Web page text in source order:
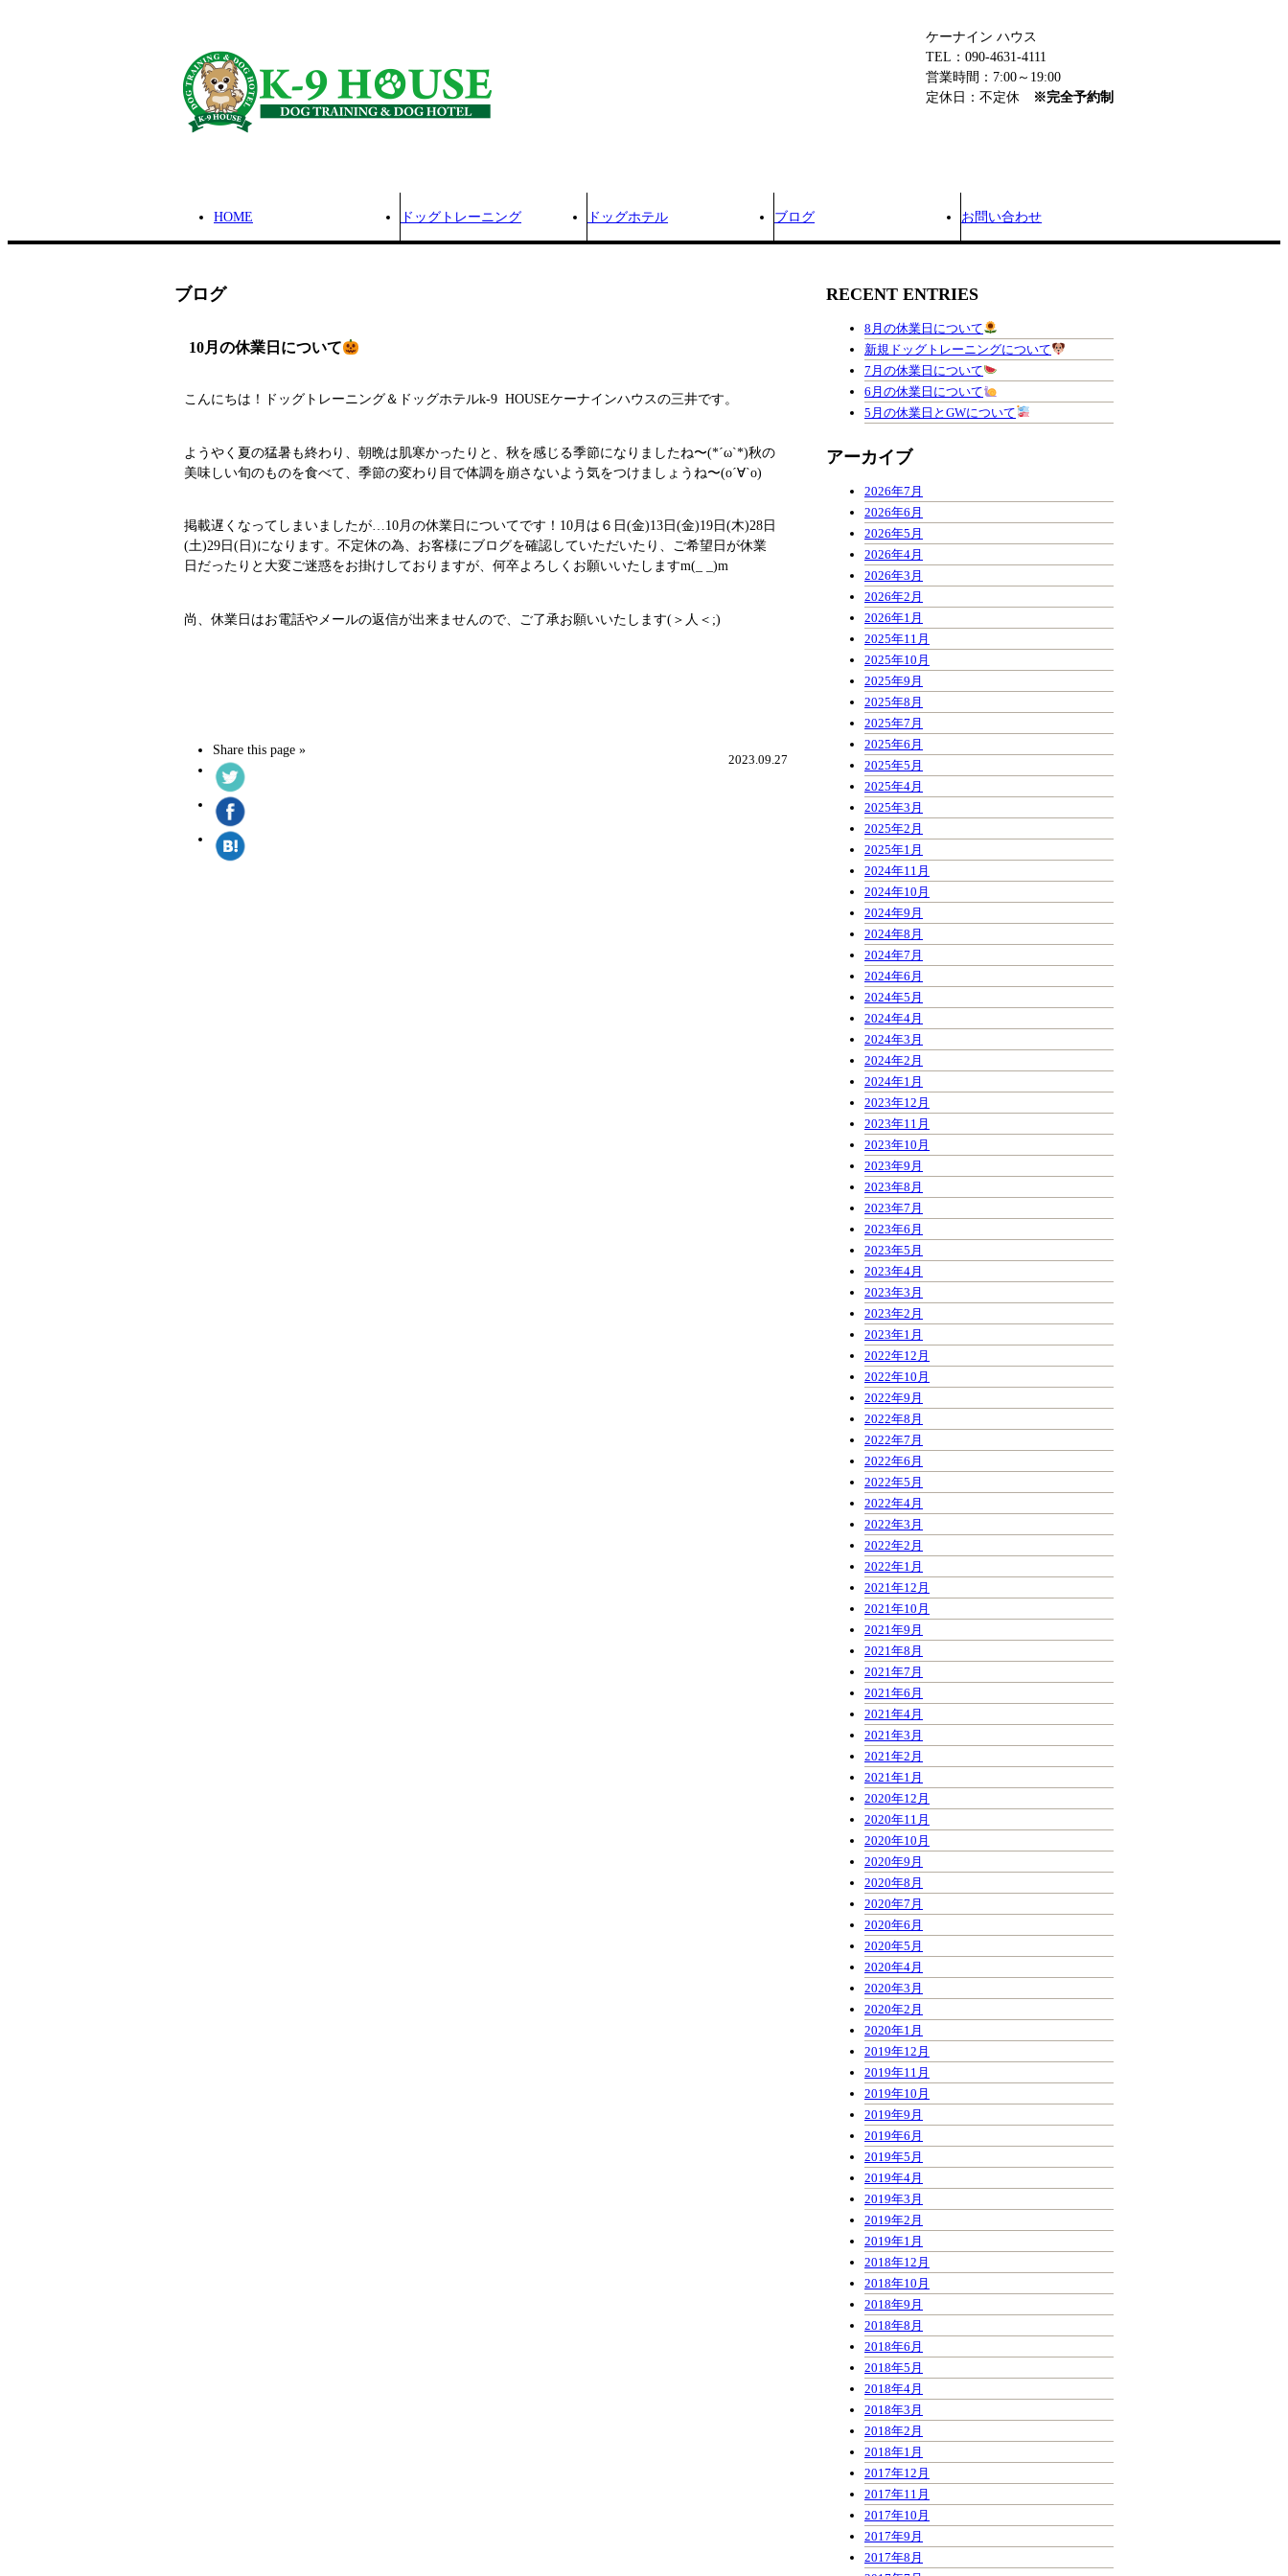
ケーナイン ハウス
TEL：090-4631-4111
営業時間：7:00～19:00
定休日：不定休
※完全予約制
HOME ドッグトレーニング ドッグホテル ブログ お問い合わせ
ブログ
10月の休業日について
こんにちは！ドッグトレーニング＆ドッグホテルk-9 HOUSEケーナインハウスの三井です。
ようやく夏の猛暑も終わり、朝晩は肌寒かったりと、秋を感じる季節になりましたね〜(*´ω`*)秋の
美味しい旬のものを食べて、季節の変わり目で体調を崩さないよう気をつけましょうね〜(о´∀`о)
掲載遅くなってしまいましたが…10月の休業日についてです！10月は６日(金)13日(金)19日(木)28日
(土)29日(日)になります。不定休の為、お客様にブログを確認していただいたり、ご希望日が休業
日だったりと大変ご迷惑をお掛けしておりますが、何卒よろしくお願いいたしますm(_ _)m
尚、休業日はお電話やメールの返信が出来ませんので、ご了承お願いいたします(＞人＜;)
Share this page »
2023.09.27
RECENT ENTRIES
8月の休業日について
新規ドッグトレーニングについて
7月の休業日について
6月の休業日について
5月の休業日とGWについて
アーカイブ
2026年7月
2026年6月
2026年5月
2026年4月
2026年3月
2026年2月
2026年1月
2025年11月
2025年10月
2025年9月
2025年8月
2025年7月
2025年6月
2025年5月
2025年4月
2025年3月
2025年2月
2025年1月
2024年11月
2024年10月
2024年9月
2024年8月
2024年7月
2024年6月
2024年5月
2024年4月
2024年3月
2024年2月
2024年1月
2023年12月
2023年11月
2023年10月
2023年9月
2023年8月
2023年7月
2023年6月
2023年5月
2023年4月
2023年3月
2023年2月
2023年1月
2022年12月
2022年10月
2022年9月
2022年8月
2022年7月
2022年6月
2022年5月
2022年4月
2022年3月
2022年2月
2022年1月
2021年12月
2021年10月
2021年9月
2021年8月
2021年7月
2021年6月
2021年4月
2021年3月
2021年2月
2021年1月
2020年12月
2020年11月
2020年10月
2020年9月
2020年8月
2020年7月
2020年6月
2020年5月
2020年4月
2020年3月
2020年2月
2020年1月
2019年12月
2019年11月
2019年10月
2019年9月
2019年6月
2019年5月
2019年4月
2019年3月
2019年2月
2019年1月
2018年12月
2018年10月
2018年9月
2018年8月
2018年6月
2018年5月
2018年4月
2018年3月
2018年2月
2018年1月
2017年12月
2017年11月
2017年10月
2017年9月
2017年8月